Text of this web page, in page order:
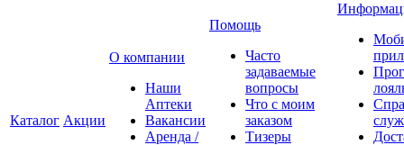
Каталог Акции
О компании
Наши
Аптеки
Вакансии
Аренда /
Помощь
Часто
задаваемые
вопросы
Что с моим
заказом
Тизеры